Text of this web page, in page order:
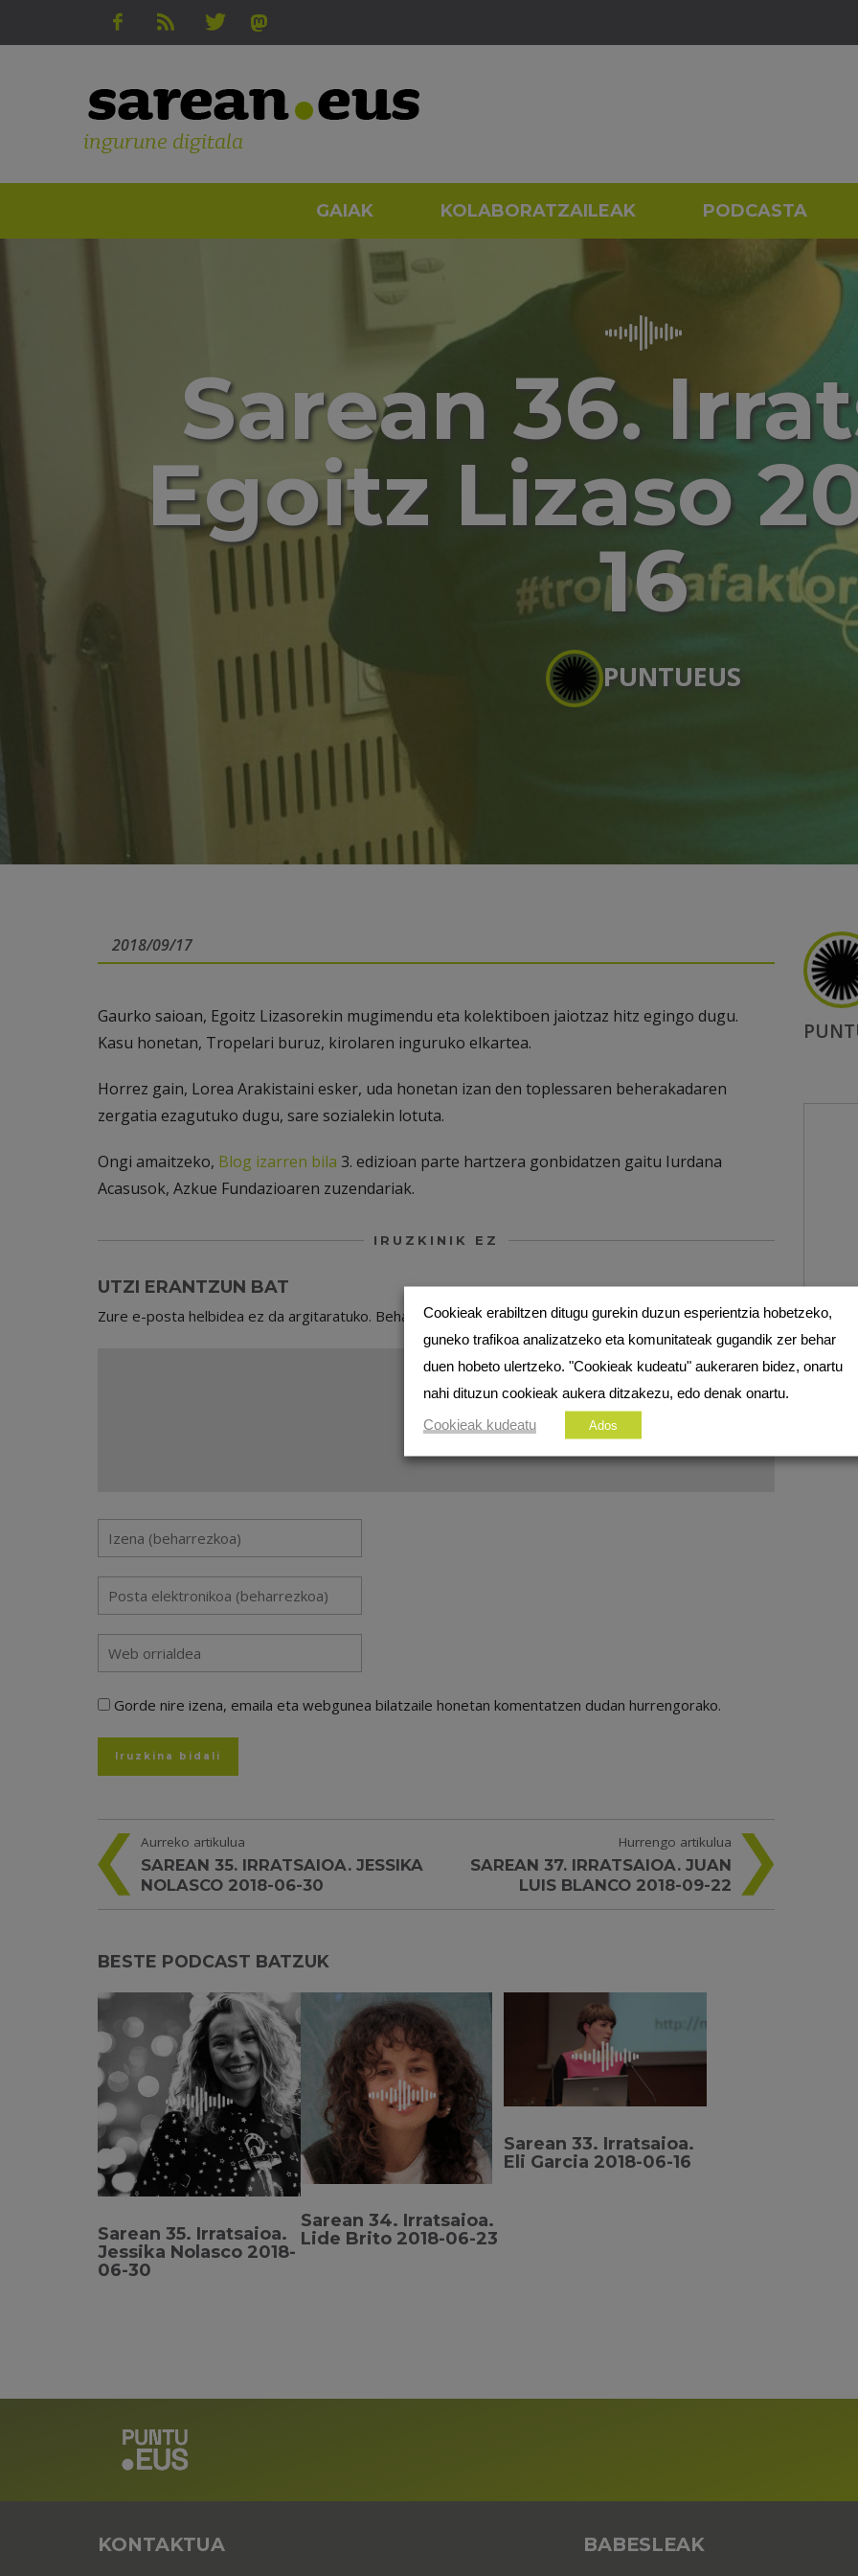
ingurune digitala
GAIAK KOLABORATZAILEAK PODCASTA
Sarean 36.
Egoitz Lizaso
16
PUNTUEUS
2018/09/17
Gaurko saioan, Egoitz Lizasorekin mugimendu eta kolektiboen jaiotzaz hitz egingo dugu.
Kasu honetan, Tropelari buruz, kirolaren inguruko elkartea.
Horrez gain, Lorea Arakistaini esker, uda honetan izan den toplessaren beherakadaren
zergatia ezagutuko dugu, sare sozialekin lotuta.
Ongi amaitzeko, Blog izarren bila 3. edizioan parte hartzera gonbidatzen gaitu Iurdana
Acasusok, Azkue Fundazioaren zuzendariak.
IRUZKINIK EZ
UTZI ERANTZUN BAT
Zure e-posta helbidea ez da argitaratuko. Beharrezko eremuak*markatuta daude
Gorde nire izena, emaila eta webgunea bilatzaile honetan komentatzen dudan hurrengorako.
Aurreko artikulua
SAREAN 35. IRRATSAIOA. JESSIKA
NOLASCO 2018-06-30
Hurrengo artikulua
SAREAN 37. IRRATSAIOA. JUAN
LUIS BLANCO 2018-09-22
BESTE PODCAST BATZUK
Sarean 35. Irratsaioa.
Jessika Nolasco 2018-
06-30
Sarean 34. Irratsaioa.
Lide Brito 2018-06-23
Sarean 33. Irratsaioa.
Eli Garcia 2018-06-16
KONTAKTUA BABESLEAK
Cookieak erabiltzen ditugu gurekin duzun esperientzia hobetzeko,
guneko trafikoa analizatzeko eta komunitateak gugandik zer behar
duen hobeto ulertzeko. "Cookieak kudeatu" aukeraren bidez, onartu
nahi dituzun cookieak aukera ditzakezu, edo denak onartu.
Cookieak kudeatu Ados